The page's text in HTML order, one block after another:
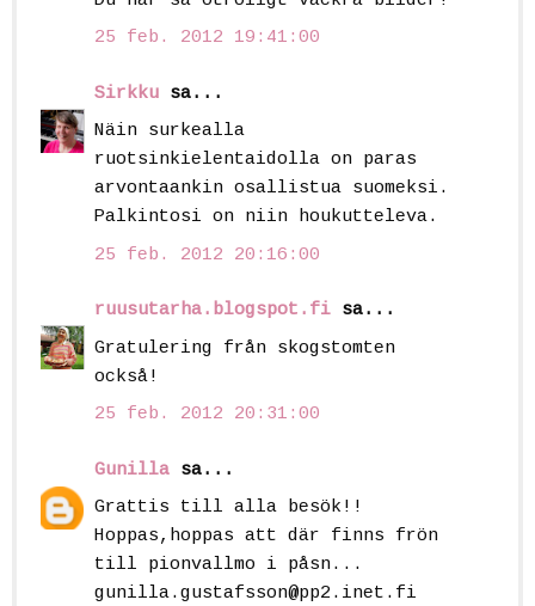
25 feb. 2012 19:41:00
Sirkku sa...
Näin surkealla
ruotsinkielentaidolla on paras
arvontaankin osallistua suomeksi.
Palkintosi on niin houkutteleva.
25 feb. 2012 20:16:00
ruusutarha.blogspot.fi sa...
Gratulering från skogstomten
också!
25 feb. 2012 20:31:00
Gunilla sa...
Grattis till alla besök!!
Hoppas,hoppas att där finns frön
till pionvallmo i påsn...
gunilla.gustafsson@pp2.inet.fi